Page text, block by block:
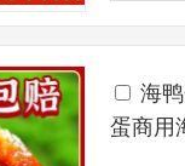
海
蛋商用